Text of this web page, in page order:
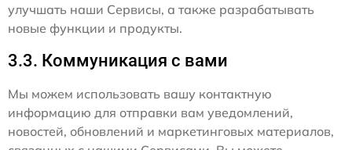
улучшать наши Сервисы, а также разрабатывать
новые функции и продукты.
3.3. Коммуникация с вами
Мы можем использовать вашу контактную
информацию для отправки вам уведомлений,
новостей, обновлений и маркетинговых материалов,